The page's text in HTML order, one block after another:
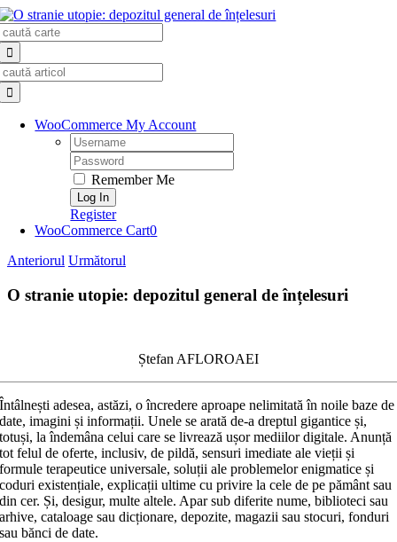
Skip
to
content
WooCommerce My Account
Username:
Password:
Remember Me
Register
WooCommerce Cart0
Anteriorul Următorul
O stranie utopie: depozitul general de înțelesuri
Ștefan AFLOROAEI
Întâlnești adesea, astăzi, o încredere aproape nelimitată în noile baze de
date, imagini și informații. Unele se arată de-a dreptul gigantice și,
totuși, la îndemâna celui care se livrează ușor mediilor digitale. Anunță
tot felul de oferte, inclusiv, de pildă, sensuri imediate ale vieții și
formule terapeutice universale, soluții ale problemelor enigmatice și
coduri existențiale, explicații ultime cu privire la cele de pe pământ sau
din cer. Și, desigur, multe altele. Apar sub diferite nume, biblioteci sau
arhive, cataloage sau dicționare, depozite, magazii sau stocuri, fonduri
sau bănci de date.